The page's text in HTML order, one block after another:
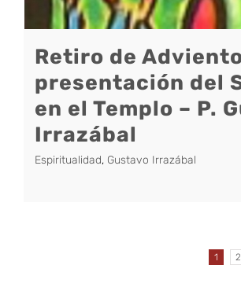
Retiro de
presentación del
en el Templo – P.
Irrazábal
Espiritualidad, Gustavo Irrazábal
1 2